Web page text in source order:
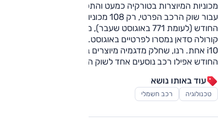
מכוניות המיוצרות בטורקיה כמעט והתפוגגו מהיצע הרכב החדש.
עבור שוק הרכב הפרטי, רק 108 מכוניות מתוצרת טורקיה נמסרו
i10 אחת. רנו, שחלק מדגמיה מיוצרים בטורקיה, לא מסרה
החודש אפילו רכב נוסעים אחד לשוק הפרטי.
עוד באותו נושא
טכנולוגיה רכב חשמלי